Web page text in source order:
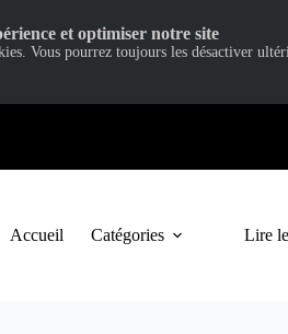
Accueil Catégories Lire
et optimiser notre site
Vous pourrez toujours les désactiver